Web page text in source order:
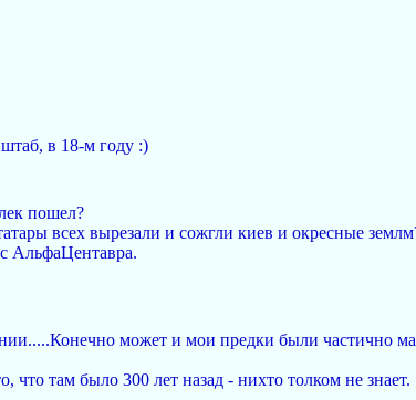
в 18-м году :)
пошел?
всех вырезали и сожгли киев и окресные
АльфаЦентавра.
может и мои предки были частично
что там было 300 лет назад - нихто толком не знает.